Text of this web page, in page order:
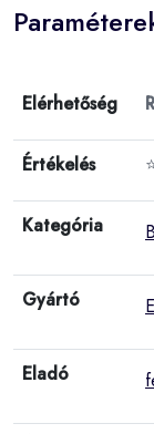
Elérhetőség
Értékelés
Kategória
Gyártó
Eladó